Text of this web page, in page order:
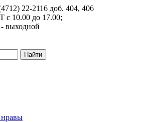
22-2116 доб. 404, 406
10.00 до 17.00;
- выходной